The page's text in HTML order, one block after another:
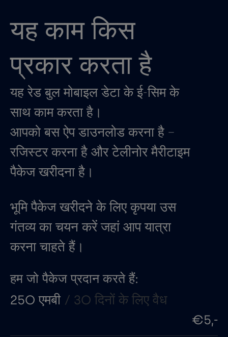
यह काम किस
प्रकार करता है
यह रेड बुल मोबाइल डेटा के ई-सिम के
साथ काम करता है।
आपको बस ऐप डाउनलोड करना है –
रजिस्टर करना है और टेलीनोर मैरीटाइम
पैकेज खरीदना है।
भूमि पैकेज खरीदने के लिए कृपया उस
गंतव्य का चयन करें जहां आप यात्रा
करना चाहते हैं।
हम जो पैकेज प्रदान करते हैं:
250 एमबी / 30 दिनों के लिए वैध
€5,-